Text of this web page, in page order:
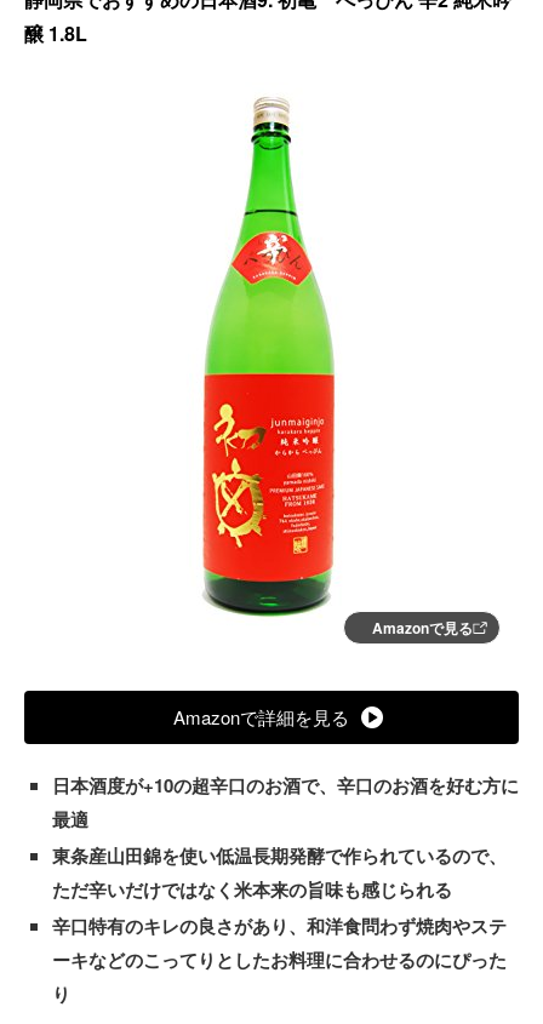
醸 1.8L
Amazonで見る
Amazonで詳細を見る
日本酒度が+10の超辛口のお酒で、辛口のお酒を好む方に
最適
東条産山田錦を使い低温長期発酵で作られているので、
ただ辛いだけではなく米本来の旨味も感じられる
辛口特有のキレの良さがあり、和洋食問わず焼肉やステ
ーキなどのこってりとしたお料理に合わせるのにぴった
り